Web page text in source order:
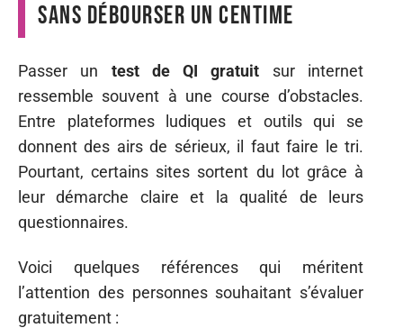
sans débourser un centime
Passer un test de QI gratuit sur internet
ressemble souvent à une course d’obstacles.
Entre plateformes ludiques et outils qui se
donnent des airs de sérieux, il faut faire le tri.
Pourtant, certains sites sortent du lot grâce à
leur démarche claire et la qualité de leurs
questionnaires.
Voici quelques références qui méritent
l’attention des personnes souhaitant s’évaluer
gratuitement :